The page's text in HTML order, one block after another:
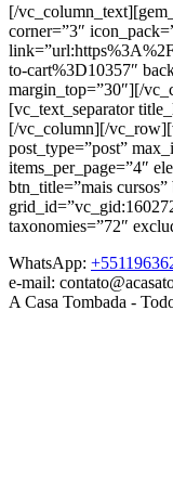
[/
corner=”3″
to-cart%3D10357″
margin_top=”30″][/
[vc_text_separator
[/vc_column][/
post_type=”post”
items_per_page=”4″
btn_title=”mais
taxonomies=”72″
WhatsApp:
e-mail:
A Casa Tombada -